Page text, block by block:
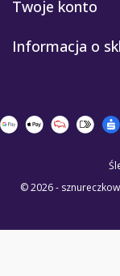
Twoje konto
Informacja o
© 2026 -